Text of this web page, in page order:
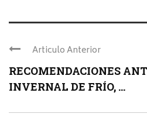
Articulo Anterior
RECOMENDACIONES
INVERNAL DE FRÍO, ...